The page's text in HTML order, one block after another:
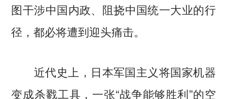
图干涉中国内政、阻挠中国统一大业的行
径，都必将遭到迎头痛击。
近代史上，日本军国主义将国家机器
变成杀戮工具，一张“战争能够胜利”的空